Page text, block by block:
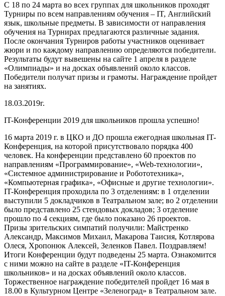
С 18 по 24 марта во всех группах для школьников проходят
Турниры по всем направлениям обучения – IT, Английский
язык, школьные предметы. В зависимости от направления
обучения на Турнирах предлагаются различные задания.
После окончания Турниров работы участников оценивает
жюри и по каждому направлению определяются победители.
Результаты будут вывешены на сайте 1 апреля в разделе
«Олимпиады» и на досках объявлений около классов.
Победители получат призы и грамоты. Награждение пройдет
на занятиях.
18.03.2019г.
IT-Конференции 2019 для школьников прошла успешно!
16 марта 2019 г. в ЦКО и ДО прошла ежегодная школьная IT-
Конференция, на которой присутствовало порядка 400
человек. На конференции представлено 60 проектов по
направлениям «Программирование», «Web-технологии»,
«Системное администрирование и Робототехника»,
«Компьютерная графика», «Офисные и другие технологии».
IT-Конференция проходила по 3 отделениям: в 1 отделении
выступили 5 докладчиков в Театральном зале; во 2 отделении
было представлено 25 стендовых докладов; 3 отделение
прошло по 4 секциям, где было показано 26 проектов.
Призы зрительских симпатий получили: Майстренко
Александр, Максимов Михаил, Макарова Таисия, Котлярова
Олеся, Хропонюк Алексей, Зеленков Павел. Поздравляем!
Итоги Конференции будут подведены 25 марта. Ознакомится
с ними можно на сайте в разделе «IT-Конференция
школьников» и на досках объявлений около классов.
Торжественное награждение победителей пройдет 16 мая в
18.00 в Культурном Центре «Зеленоград» в Театральном зале.